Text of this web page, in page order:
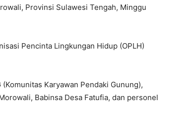
Provinsi Sulawesi Tengah, Minggu
Pencinta Lingkungan Hidup (OPLH)
Karyawan Pendaki Gunung),
Babinsa Desa Fatufia, dan personel